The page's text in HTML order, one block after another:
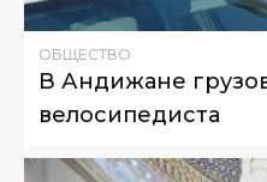
ОБЩЕСТВО
В Андижане
велосипедиста